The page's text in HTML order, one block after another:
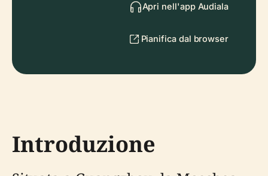
Apri nell'app Audiala
Pianifica dal browser
Introduzione